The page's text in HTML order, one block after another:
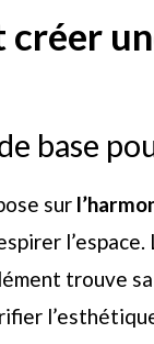
créer
base
sur
trouve